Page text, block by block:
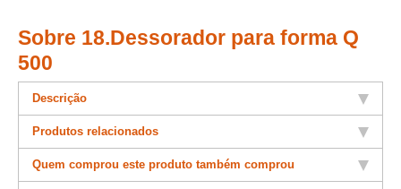
Sobre 18.Dessorador para forma Q
500
Descrição
Produtos relacionados
Quem comprou este produto também comprou